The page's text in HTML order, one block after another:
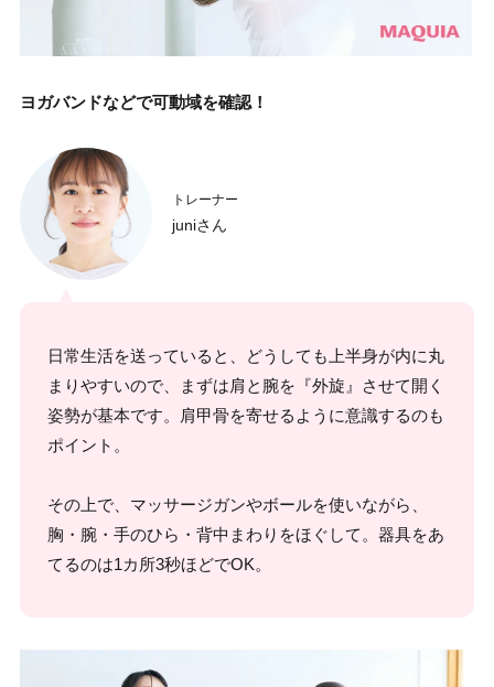
ヨガバンドなどで可動域を確認！
トレーナー
juniさん
日常生活を送っていると、どうしても上半身が内に丸
まりやすいので、まずは肩と腕を『外旋』させて開く
姿勢が基本です。肩甲骨を寄せるように意識するのも
ポイント。
その上で、マッサージガンやボールを使いながら、
胸・腕・手のひら・背中まわりをほぐして。器具をあ
てるのは1カ所3秒ほどでOK。